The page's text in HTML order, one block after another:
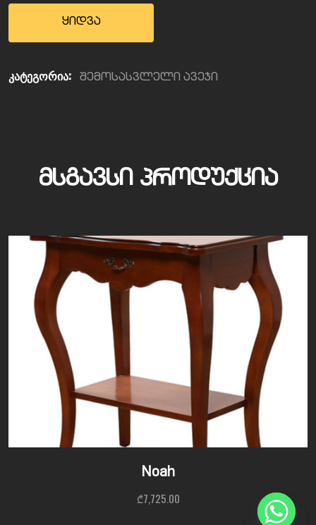
ყიდვა
კატეგორია: შემოსასვლელი ავეჯი
ᲛᲡᲒᲐᲕᲡᲘ ᲞᲠᲝᲓᲣᲥᲪᲘᲐ
Noah
₾7,725.00